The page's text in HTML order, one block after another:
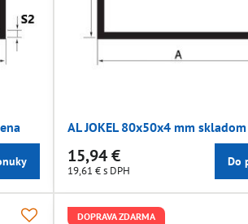
AL JOKEL 80x50x4 mm
15,94 €
19,61 €s DPH
Do
DOPRAVA ZDARMA